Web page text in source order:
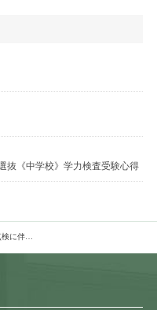
《中学校》学力検査受験心得
電気設備点検に伴う停電・断水について